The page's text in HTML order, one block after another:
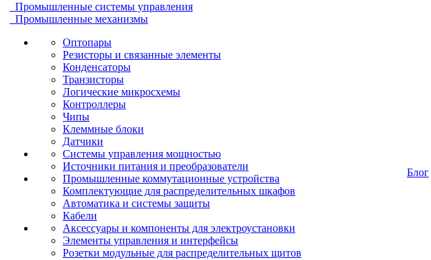
Промышленные системы управления
Промышленные механизмы
Оптопары
Резисторы и связанные элементы
Конденсаторы
Транзисторы
Логические микросхемы
Контроллеры
Чипы
Клеммные блоки
Датчики
Системы управления мощностью
Источники питания и преобразователи
Промышленные коммутационные устройства
Комплектующие для распределительных шкафов
Автоматика и системы защиты
Кабели
Аксессуары и компоненты для электроустановки
Элементы управления и интерфейсы
Розетки модульные для распределительных щитов
Блог